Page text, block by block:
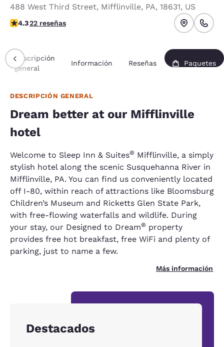
488 West Third Street, Mifflinville, PA, 18631, US
calificación de 4.32 estrellas. Excelente.
4.322 reseñas
Descripción
general
Información Reseñas Paquetes
DESCRIPCIÓN GENERAL
Dream better at our Mifflinville
hotel
Welcome to Sleep Inn & Suites® Mifflinville, a simply
stylish hotel along the scenic Susquehanna River in
Mifflinville, PA. You can find us conveniently located
off I-80, within reach of attractions like Bloomsburg
Children’s Museum and Ricketts Glen State Park,
with free-flowing waterfalls and wildlife. During
your stay, our Designed to Dream® property
provides free hot breakfast, free WiFi and plenty of
parking, just to name a few.
Más información
Destacados